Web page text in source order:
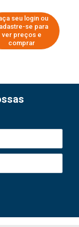
seu login ou
se para
ver preços e
comprar